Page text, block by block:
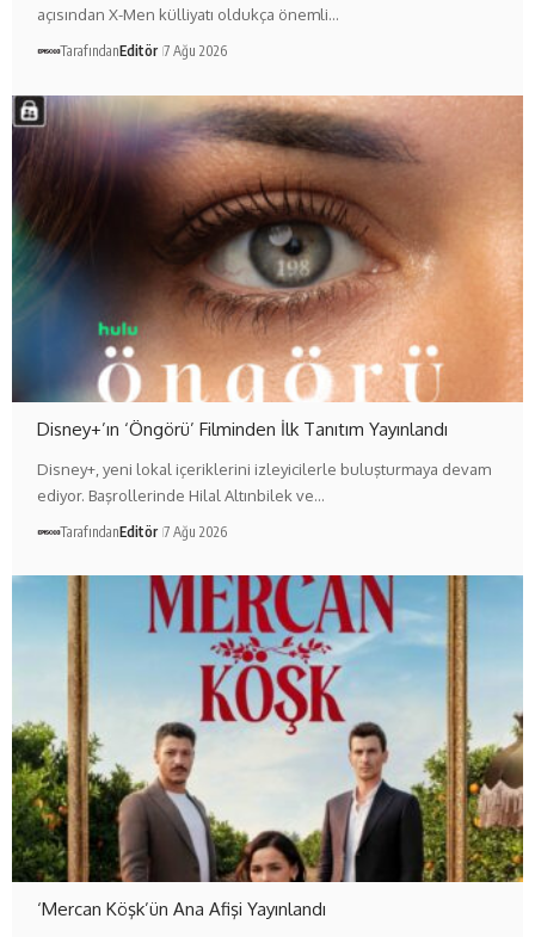
açısından X-Men külliyatı oldukça önemli…
TarafındanEditör 7 Ağu 2026
Disney+’ın ‘Öngörü’ Filminden İlk Tanıtım Yayınlandı
Disney+, yeni lokal içeriklerini izleyicilerle buluşturmaya devam
ediyor. Başrollerinde Hilal Altınbilek ve…
TarafındanEditör 7 Ağu 2026
‘Mercan Köşk’ün Ana Afişi Yayınlandı